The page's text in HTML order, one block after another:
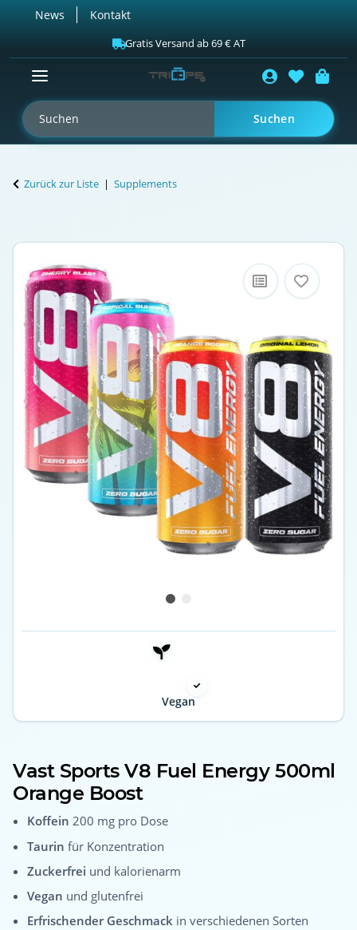
News Kontakt
Gratis Versand ab 69 € AT
Suchen
Zurück zur Liste Supplements
Vegan
Vast Sports V8 Fuel Energy 500ml
Orange Boost
Koffein 200 mg pro Dose
Taurin für Konzentration
Zuckerfrei und kalorienarm
Vegan und glutenfrei
Erfrischender Geschmack in verschiedenen Sorten